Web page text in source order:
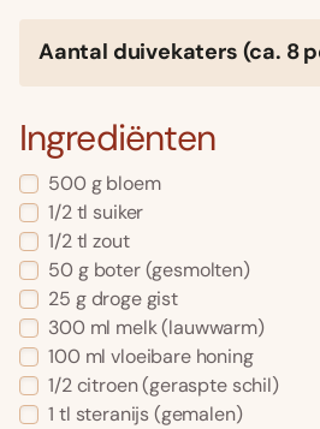
Aantal duivekaters (ca. 8
Ingrediënten
500 g bloem
1/2 tl suiker
1/2 tl zout
50 g boter(gesmolten)
25 g droge gist
300 ml melk(lauwwarm)
100 ml vloeibare honing
1/2 citroen(geraspte schil)
1 tl steranijs(gemalen)